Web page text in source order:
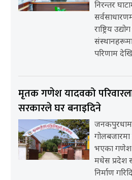
निरन्तर
राष्ट्रिय
परिणाम
मृतक गणेश यादवको
सरकारले घर बनाइदिने
जनकपुरधाम
भएका गणेश
मधेस प्रदेश
निर्माण